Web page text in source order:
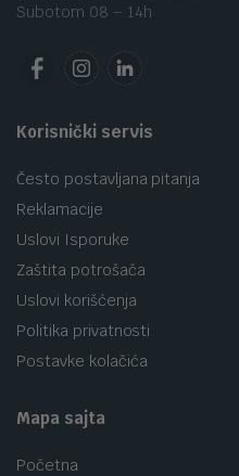
Subotom 08 – 14h
Korisnički servis
Često postavljana pitanja
Reklamacije
Uslovi Isporuke
Zaštita potrošača
Uslovi korišćenja
Politika privatnosti
Postavke kolačića
Mapa sajta
Početna